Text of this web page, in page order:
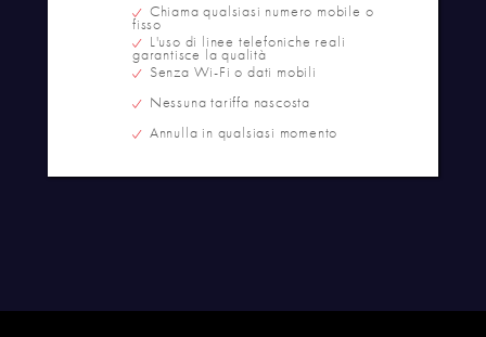
Chiama qualsiasi numero mobile o
fisso
L'uso di linee telefoniche reali
garantisce la qualità
Senza Wi-Fi o dati mobili
Nessuna tariffa nascosta
Annulla in qualsiasi momento